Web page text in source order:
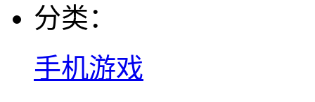
分类：
手机游戏